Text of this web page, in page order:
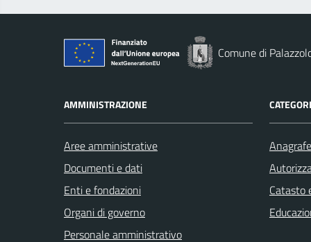
Comune di
AMMINISTRAZIONE
Aree amministrative
Documenti e dati
Enti e fondazioni
Organi di governo
Personale amministrativo
Catasto